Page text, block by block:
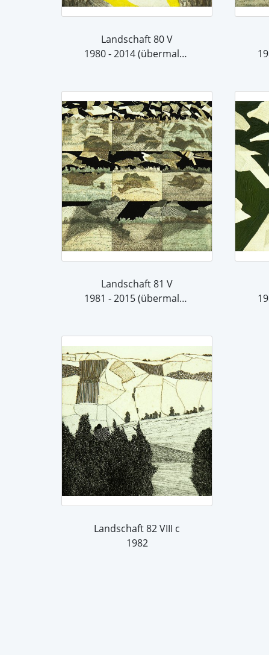
Landschaft 80 V
1980 - 2014 (übermalt 2014)
Landschaft 81 V
1981 - 2015 (übermalt 2015)
Landschaft 82 VIII c
1982